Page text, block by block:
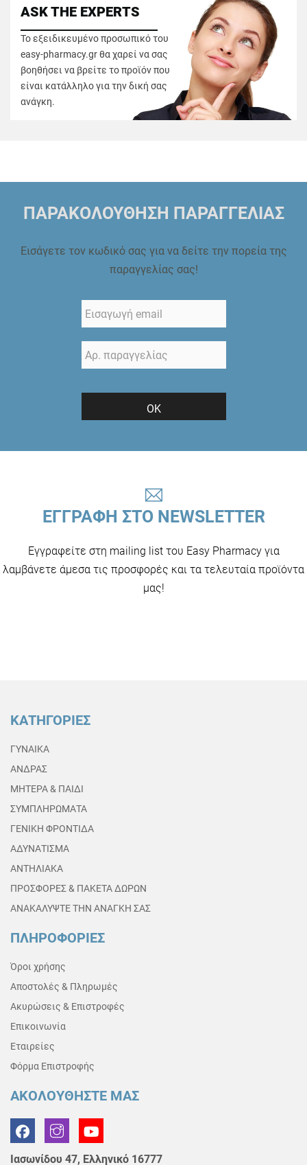
ASK THE EXPERTS
Το εξειδικευμένο προσωπικό του
easy-pharmacy.gr θα χαρεί να σας
βοηθήσει να βρείτε το προϊόν που
είναι κατάλληλο για την δική σας
ανάγκη.
ΠΑΡΑΚΟΛΟΥΘΗΣΗ ΠΑΡΑΓΓΕΛΙΑΣ
Εισάγετε τον κωδικό σας για να δείτε την πορεία της
παραγγελίας σας!
ΟΚ
ΕΓΓΡΑΦΗ ΣΤΟ NEWSLETTER
Εγγραφείτε στη mailing list του Easy Pharmacy για
λαμβάνετε άμεσα τις προσφορές και τα τελευταία προϊόντα
μας!
ΚΑΤΗΓΟΡΙΕΣ
ΓΥΝΑΙΚΑ
ΑΝΔΡΑΣ
ΜΗΤΕΡΑ & ΠΑΙΔΙ
ΣΥΜΠΛΗΡΩΜΑΤΑ
ΓΕΝΙΚΗ ΦΡΟΝΤΙΔΑ
ΑΔΥΝΑΤΙΣΜΑ
ΑΝΤΗΛΙΑΚΑ
ΠΡΟΣΦΟΡΕΣ & ΠΑΚΕΤΑ ΔΩΡΩΝ
ΑΝΑΚΑΛΥΨΤΕ ΤΗΝ ΑΝΑΓΚΗ ΣΑΣ
ΠΛΗΡΟΦΟΡΙΕΣ
Όροι χρήσης
Αποστολές & Πληρωμές
Ακυρώσεις & Επιστροφές
Επικοινωνία
Εταιρείες
Φόρμα Επιστροφής
ΑΚΟΛΟΥΘΗΣΤΕ ΜΑΣ
Ιασωνίδου 47, Ελληνικό 16777